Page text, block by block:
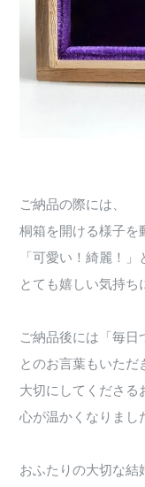
ご納品の際には、
桐箱を開ける様子を
「可愛い！綺麗！」
とても嬉しい気持ち
ご納品後には「毎日
とのお言葉もいただ
大切にしてくださる
心が温かくなりまし
おふたりの大切な結